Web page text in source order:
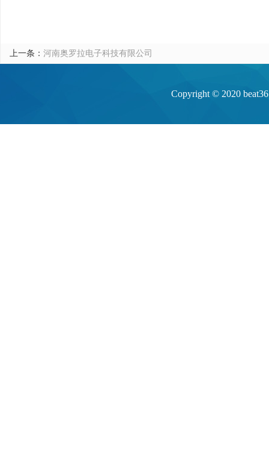
上一条： 河南奥罗拉电子科技有限公司
Copyright © 2020